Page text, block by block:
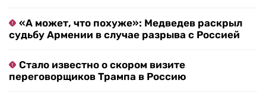
«А может, что похуже»: Медведев раскрыл
судьбу Армении в случае разрыва с Россией
Стало известно о скором визите
переговорщиков Трампа в Россию